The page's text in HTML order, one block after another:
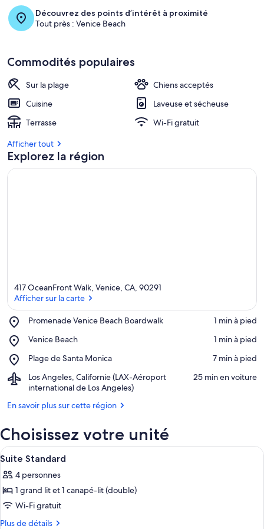
Découvrez des points d’intérêt à proximité
Tout près : Venice Beach
Commodités populaires
Sur la plage
Chiens acceptés
Cuisine
Laveuse et sécheuse
Terrasse
Wi-Fi gratuit
Afficher tout
Explorez la région
417 OceanFront Walk, Venice, CA, 90291
Afficher sur la carte
Promenade Venice Beach Boardwalk
Place,
Venice
Boardwalk
‪1 min à pied‬
Venice Beach
Place,
Beach
‪1 min à pied‬
Plage de Santa Monica
Place,
de
Santa
Monica
‪7 min à pied‬
Los Angeles, Californie (LAX-Aéroport
international de Los Angeles)
Airport,
Los
Californie
Aéroport
international
Los
Angeles)
‪25 min en voiture‬
En savoir plus sur cette région
Choisissez votre unité
Afficher
toutes
les
photos
pour
ce
Une chambre à coucher avec un lit,
8
Suite Standard
4 personnes
1 grand lit et 1 canapé-lit (double)
Wi-Fi gratuit
Plus de détails
Plus